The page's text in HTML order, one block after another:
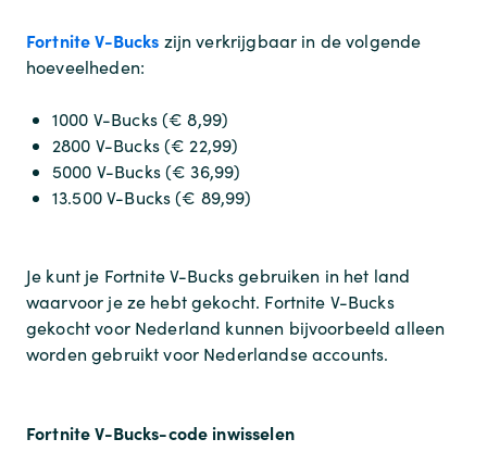
Fortnite V-Bucks zijn verkrijgbaar in de volgende
hoeveelheden:
1000 V-Bucks (€ 8,99)
2800 V-Bucks (€ 22,99)
5000 V-Bucks (€ 36,99)
13.500 V-Bucks (€ 89,99)
Je kunt je Fortnite V-Bucks gebruiken in het land
waarvoor je ze hebt gekocht. Fortnite V-Bucks
gekocht voor Nederland kunnen bijvoorbeeld alleen
worden gebruikt voor Nederlandse accounts.
Fortnite V-Bucks-code inwisselen